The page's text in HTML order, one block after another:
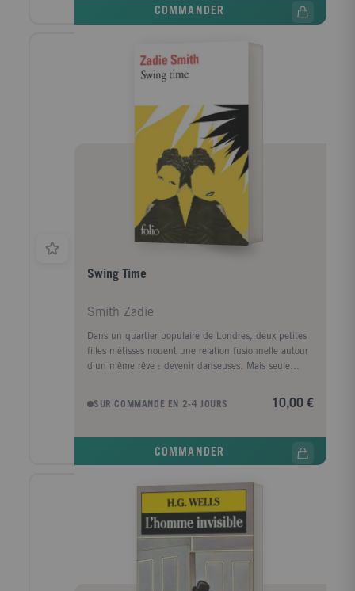
dernier hommage qui, peut-être, permettra à Julia de
COMMANDER
Swing Time
Smith Zadie
Dans un quartier populaire de Londres, deux petites
filles métisses nouent une relation fusionnelle autour
d'un même rêve : devenir danseuses. Mais seule
des idées : sur le rythme et le temps, les corps et la
musique noire, ce que signifie appartenir, ce que
des chemins différents vers un destin qu'elles
route. Débordant d'énergie, d'humour et d'émotion,
Swing Time raconte les espoirs et les désillusions de
ceux qui suivent la danse et de ceux qui la mènent.
SUR COMMANDE EN 2-4 JOURS 10,00 €
COMMANDER